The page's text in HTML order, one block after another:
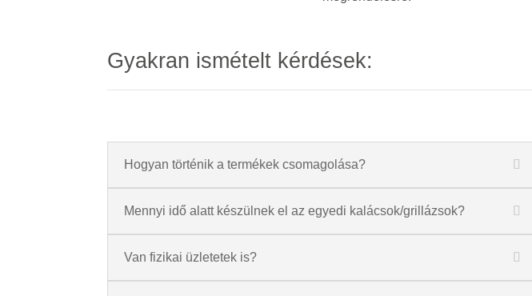
Gyakran ismételt kérdések:
Hogyan történik a termékek csomagolása?
Mennyi idő alatt készülnek el az egyedi kalácsok/grillázsok?
Van fizikai üzletetek is?